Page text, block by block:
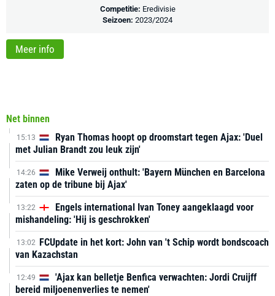
Net binnen
15:13
Ryan Thomas hoopt op droomstart tegen Ajax: 'Duel
met Julian Brandt zou leuk zijn'
14:26
Mike Verweij onthult: 'Bayern München en Barcelona
zaten op de tribune bij Ajax'
13:22
Engels international Ivan Toney aangeklaagd voor
mishandeling: 'Hij is geschrokken'
13:02 FCUpdate in het kort: John van 't Schip wordt bondscoach
van Kazachstan
12:49
'Ajax kan belletje Benfica verwachten: Jordi Cruijff
bereid miljoenenverlies te nemen'
Competitie: Eredivisie
Seizoen: 2023/2024
Meer info